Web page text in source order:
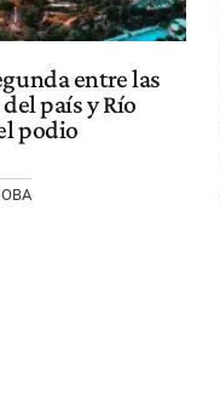
entre las
país y Río
podio